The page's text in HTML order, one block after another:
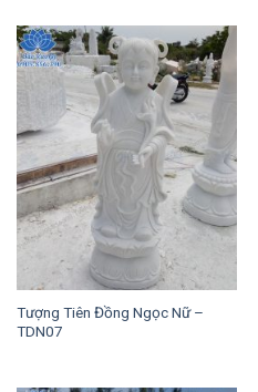
Tượng Tiên Đồng Ngọc Nữ –
TDN07